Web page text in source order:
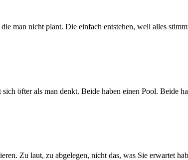
man nicht plant. Die einfach entstehen, weil alles
öfter als man denkt. Beide haben einen Pool. Beide
Zu laut, zu abgelegen, nicht das, was Sie erwartet